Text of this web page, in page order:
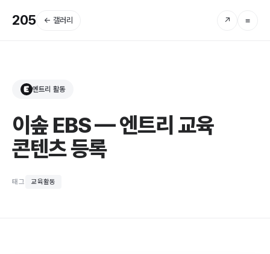
205 ← 갤러리 ↗ ≡
E 엔트리 활동
이솦 EBS — 엔트리 교육
콘텐츠 등록
태그 교육활동